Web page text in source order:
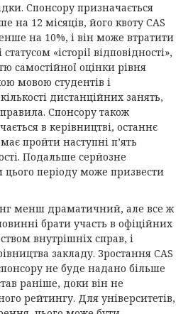
Спонсору призначається
12 місяців, його квоту CAS
на 10%, і він може втратити
«історії відповідності»,
самостійної оцінки рівня
мовою студентів і
дистанційних занять,
Спонсору також
в керівництві, останнє
пройти наступні п’ять
Подальше серйозне
періоду може призвести
менш драматичний, але все ж
брати участь в офіційних
внутрішніх справ, і
закладу. Зростання CAS
не буде надано більше
раніше, доки він не
рейтингу. Для університетів,